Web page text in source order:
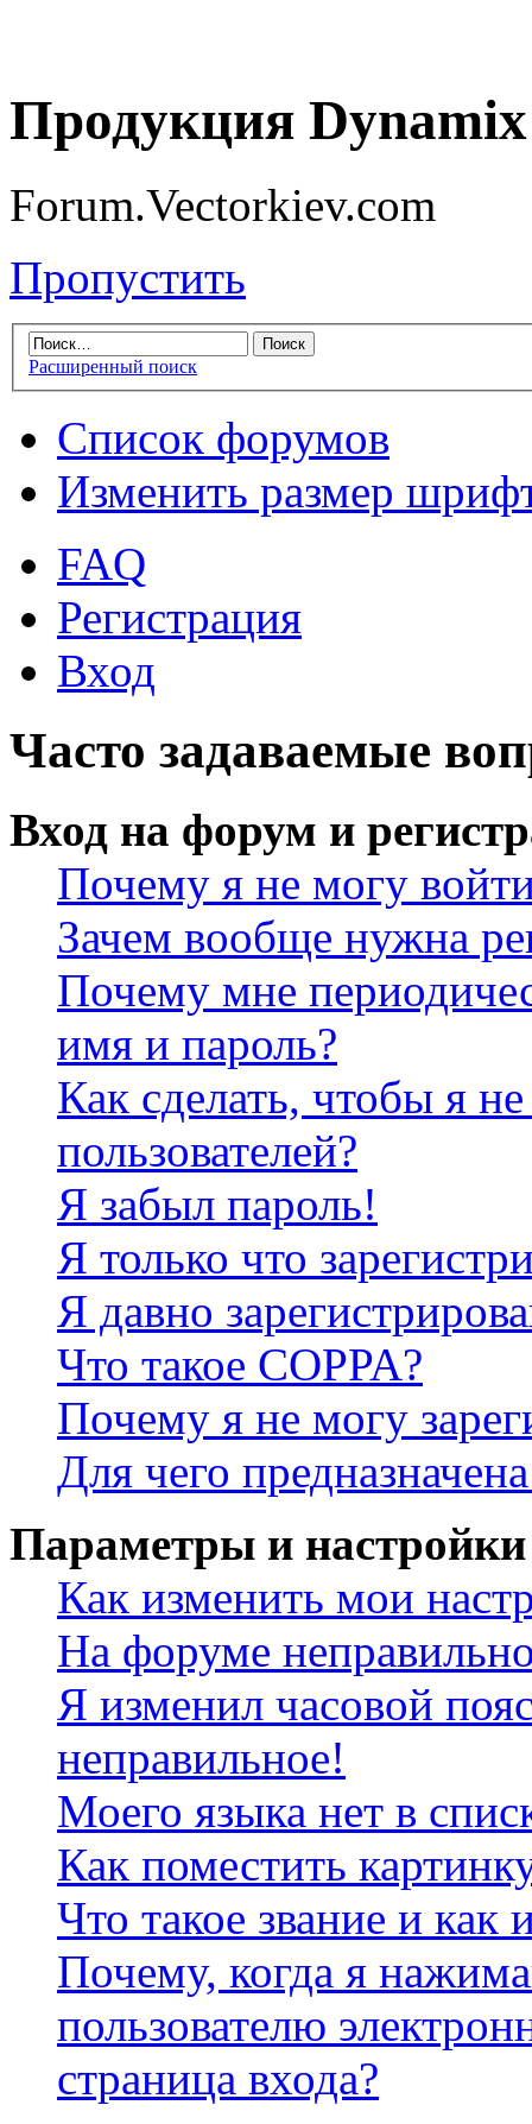
Продукция
Forum.Vectorkiev.com
Пропустить
Расширенный поиск
Список форумов
Изменить размер
FAQ
Регистрация
Вход
Часто задаваемые
Вход на форум и
Почему я не могу
Зачем вообще нужна
Почему мне
имя и пароль?
Как сделать, чтобы я
пользователей?
Я забыл пароль!
Я только что
Я давно
Что такое COPPA?
Почему я не могу
Для чего
Параметры и настройки
Как изменить мои
На форуме
Я изменил часовой
неправильное!
Моего языка нет в
Как поместить
Что такое звание и как
Почему, когда я
пользователю
страница входа?